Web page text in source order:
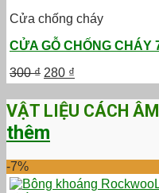
Cửa chống cháy
CỬA GỖ CHỐNG CHÁY
300₫ Giá
gốc
là:
300 ₫.
280 ₫
hiện
tại
là:
VẬT LIỆU CÁCH
thêm
-7%